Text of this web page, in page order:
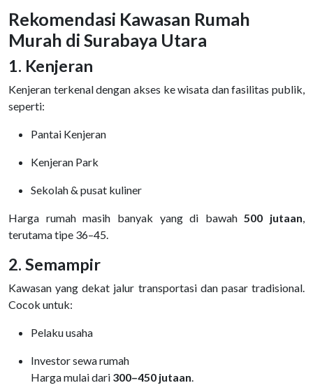
Rekomendasi Kawasan Rumah
Murah di Surabaya Utara
1. Kenjeran
Kenjeran terkenal dengan akses ke wisata dan fasilitas publik,
seperti:
Pantai Kenjeran
Kenjeran Park
Sekolah & pusat kuliner
Harga rumah masih banyak yang di bawah500 jutaan,
terutama tipe 36–45.
2. Semampir
Kawasan yang dekat jalur transportasi dan pasar tradisional.
Cocok untuk:
Pelaku usaha
Investor sewa rumah
Harga mulai dari 300–450 jutaan.